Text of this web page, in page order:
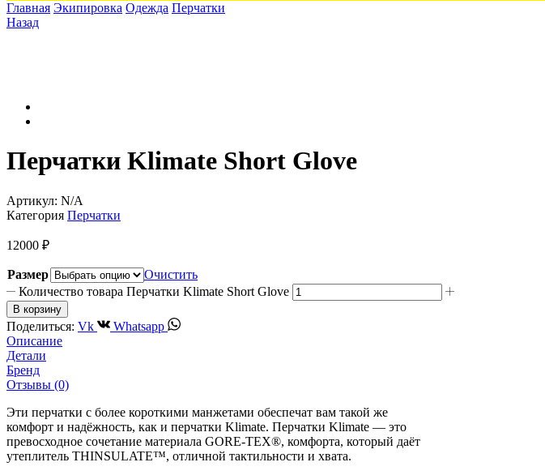
Главная Экипировка Одежда Перчатки
Назад
Перчатки Klimate Short Glove
Артикул: N/A
Категория Перчатки
12000 ₽
Размер
Очистить
Количество товара Перчатки Klimate Short Glove
В корзину
Поделиться: Vk
Whatsapp
Описание
Детали
Бренд
Отзывы (0)
Эти перчатки с более короткими манжетами обеспечат вам такой же
комфорт и надёжность, как и перчатки Klimate. Перчатки Klimate — это
превосходное сочетание материала GORE-TEX®, комфорта, который даёт
утеплитель THINSULATE™, отличной тактильности и хвата.